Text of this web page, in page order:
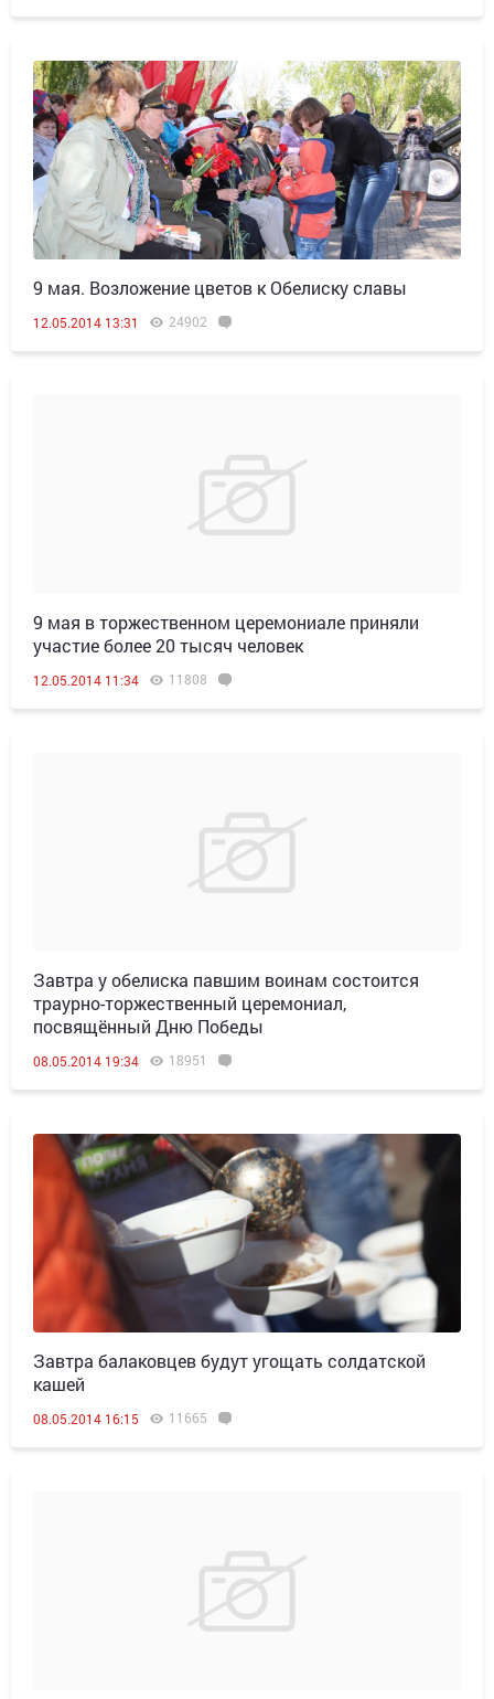
9 мая. Возложение цветов к Обелиску славы
12.05.2014 13:31 24902
9 мая в торжественном церемониале приняли
участие более 20 тысяч человек
12.05.2014 11:34 11808
Завтра у обелиска павшим воинам состоится
траурно-торжественный церемониал,
посвящённый Дню Победы
08.05.2014 19:34 18951
Завтра балаковцев будут угощать солдатской
кашей
08.05.2014 16:15 11665